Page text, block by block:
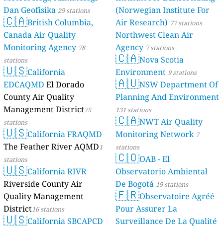
Dan Geofisika 29 stations
🇨🇦British Columbia,
Canada Air Quality
Monitoring Agency 78
stations
🇺🇸California
EDCAQMD El Dorado
County Air Quality
Management District75
stations
🇺🇸California FRAQMD
The Feather River AQMD1
stations
🇺🇸California RIVR
Riverside County Air
Quality Management
District16 stations
🇺🇸California SBCAPCD
(Norwegian Institute For
Air Research) 77 stations
Northwest Clean Air
Agency 7 stations
🇨🇦Nova Scotia
Environment 9 stations
🇦🇺NSW Department Of
Planning And Environment
131 stations
🇨🇦NWT Air Quality
Monitoring Network 7
stations
🇨🇴OAB - El
Observatorio Ambiental
De Bogotá 19 stations
🇫🇷Observatoire Agréé
Pour Assurer La
Surveillance De La Qualité